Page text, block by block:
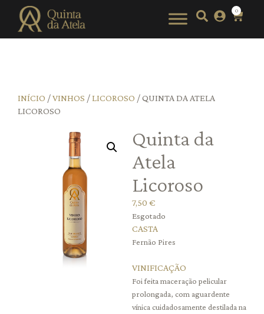
0
INÍCIO /VINHOS /LICOROSO / QUINTA DA ATELA
LICOROSO
Quinta da
Atela
Licoroso
7,50 €
Esgotado
CASTA
Fernão Pires
VINIFICAÇÃO
Foi feita maceração pelicular
prolongada, com aguardente
vínica cuidadosamente destilada na